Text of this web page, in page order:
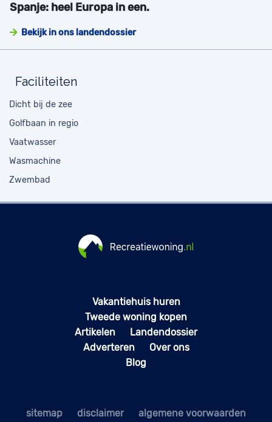
Spanje: heel Europa in een.
Bekijk in ons landendossier
Faciliteiten
Dicht bij de zee
Golfbaan in regio
Vaatwasser
Wasmachine
Zwembad
Vakantiehuis huren
Tweede woning kopen
Artikelen
Landendossier
Adverteren
Over ons
Blog
sitemap disclaimer algemene voorwaarden